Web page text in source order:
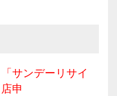
サンデーリサイ
申